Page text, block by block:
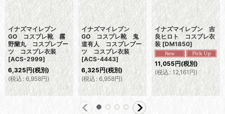
イナズマイレブン
GO コスプレ靴 霧
野蘭丸 コスプレブー
ツ コスプレ衣装
[ACS-2999]
6,325円(税別)
(税込: 6,958円)
イナズマイレブン
GO コスプレ靴 鬼
道有人 コスプレブー
ツ コスプレ衣装
[ACS-4443]
6,325円(税別)
(税込: 6,958円)
イナズマイレブン 吉
良ヒロト コスプレ衣
装 [DM1850]
11,055円(税別)
(税込 : 12,161円)